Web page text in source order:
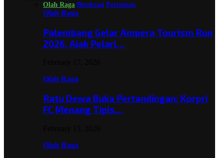
Olah Raga Birokrasi Pertanian
Olah Raga
Palembang Gelar Ampera Tourism Run
2026, Ajak Pelari…
Olah Raga
Ratu Dewa Buka Pertandingan: Korpri
FC Menang Tipis…
Olah Raga